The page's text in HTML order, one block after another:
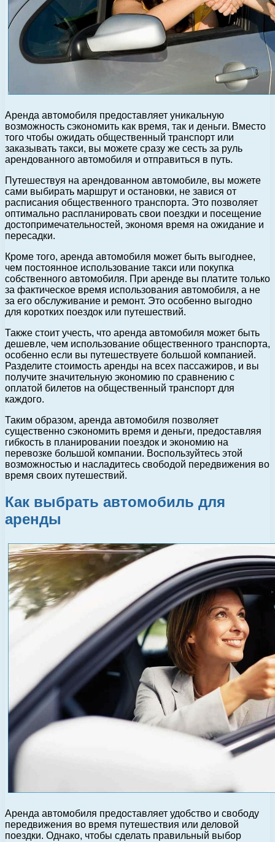
Аренда автомобиля предоставляет уникальную
возможность сэкономить как время, так и деньги. Вместо
того чтобы ожидать общественный транспорт или
заказывать такси, вы можете сразу же сесть за руль
арендованного автомобиля и отправиться в путь.
Путешествуя на арендованном автомобиле, вы можете
сами выбирать маршрут и остановки, не завися от
расписания общественного транспорта. Это позволяет
оптимально распланировать свои поездки и посещение
достопримечательностей, экономя время на ожидание и
пересадки.
Кроме того, аренда автомобиля может быть выгоднее,
чем постоянное использование такси или покупка
собственного автомобиля. При аренде вы платите только
за фактическое время использования автомобиля, а не
за его обслуживание и ремонт. Это особенно выгодно
для коротких поездок или путешествий.
Также стоит учесть, что аренда автомобиля может быть
дешевле, чем использование общественного транспорта,
особенно если вы путешествуете большой компанией.
Разделите стоимость аренды на всех пассажиров, и вы
получите значительную экономию по сравнению с
оплатой билетов на общественный транспорт для
каждого.
Таким образом, аренда автомобиля позволяет
существенно сэкономить время и деньги, предоставляя
гибкость в планировании поездок и экономию на
перевозке большой компании. Воспользуйтесь этой
возможностью и насладитесь свободой передвижения во
время своих путешествий.
Как выбрать автомобиль для
аренды
Аренда автомобиля предоставляет удобство и свободу
передвижения во время путешествия или деловой
поездки. Однако, чтобы сделать правильный выбор